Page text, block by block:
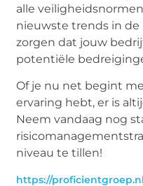
alle
nieuwste trends in
zorgen dat jouw
potentiële
Of je nu net begint
ervaring hebt, er is
Neem vandaag nog
niveau te tillen!
https://